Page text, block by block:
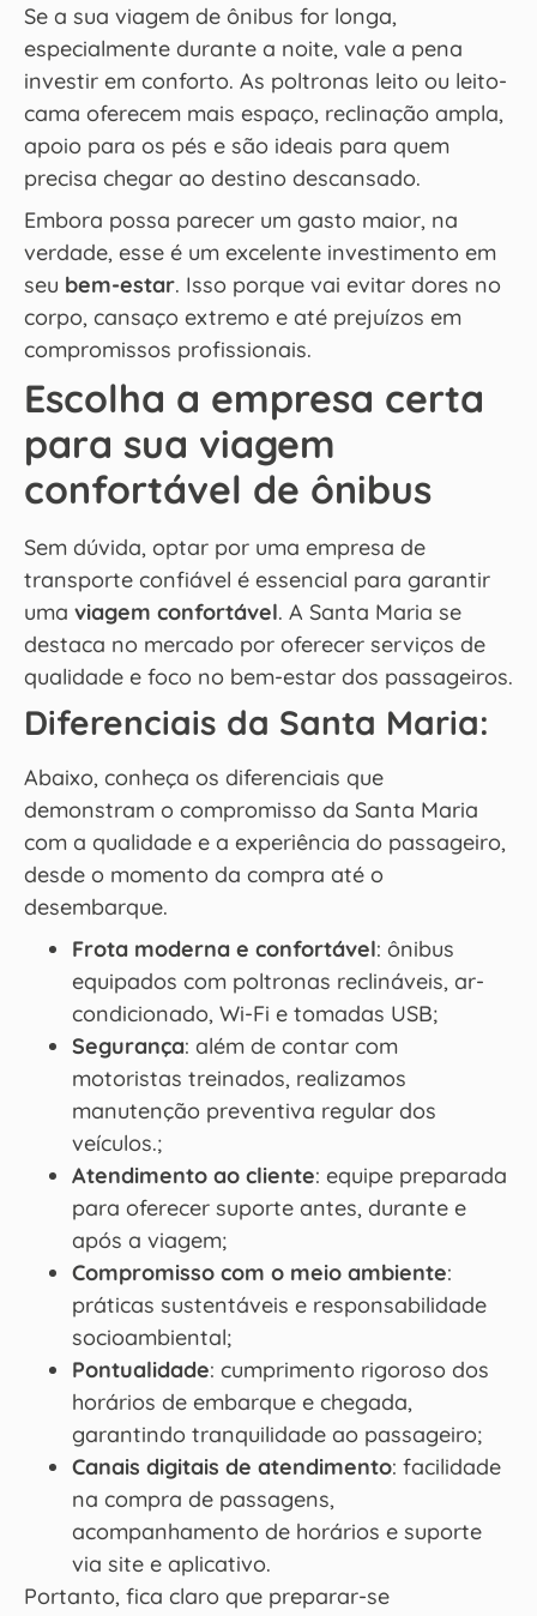
Se a sua viagem de ônibus for longa,
especialmente durante a noite, vale a pena
investir em conforto. As poltronas leito ou leito-
cama oferecem mais espaço, reclinação ampla,
apoio para os pés e são ideais para quem
precisa chegar ao destino descansado.
Embora possa parecer um gasto maior, na
verdade, esse é um excelente investimento em
seu bem-estar. Isso porque vai evitar dores no
corpo, cansaço extremo e até prejuízos em
compromissos profissionais.
Escolha a empresa certa
para sua viagem
confortável de ônibus
Sem dúvida, optar por uma empresa de
transporte confiável é essencial para garantir
uma viagem confortável. A Santa Maria se
destaca no mercado por oferecer serviços de
qualidade e foco no bem-estar dos passageiros.
Diferenciais da Santa Maria:
Abaixo, conheça os diferenciais que
demonstram o compromisso da Santa Maria
com a qualidade e a experiência do passageiro,
desde o momento da compra até o
desembarque.
Frota moderna e confortável: ônibus
equipados com poltronas reclináveis, ar-
condicionado, Wi-Fi e tomadas USB;
Segurança: além de contar com
motoristas treinados, realizamos
manutenção preventiva regular dos
veículos.;
Atendimento ao cliente: equipe preparada
para oferecer suporte antes, durante e
após a viagem;
Compromisso com o meio ambiente:
práticas sustentáveis e responsabilidade
socioambiental;
Pontualidade: cumprimento rigoroso dos
horários de embarque e chegada,
garantindo tranquilidade ao passageiro;
Canais digitais de atendimento: facilidade
na compra de passagens,
acompanhamento de horários e suporte
via site e aplicativo.
Portanto, fica claro que preparar-se